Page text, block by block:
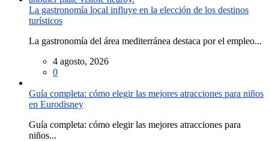
La gastronomía local influye en la elección de los destinos
turísticos
La gastronomía del área mediterránea destaca por el empleo...
4 agosto, 2026
0
Guía completa: cómo elegir las mejores atracciones para niños
en Eurodisney
Guía completa: cómo elegir las mejores atracciones para
niños...